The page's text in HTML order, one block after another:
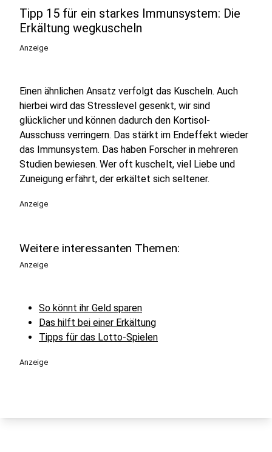
Tipp 15 für ein starkes Immunsystem: Die
Erkältung wegkuscheln
Anzeige
Einen ähnlichen Ansatz verfolgt das Kuscheln. Auch
hierbei wird das Stresslevel gesenkt, wir sind
glücklicher und können dadurch den Kortisol-
Ausschuss verringern. Das stärkt im Endeffekt wieder
das Immunsystem. Das haben Forscher in mehreren
Studien bewiesen. Wer oft kuschelt, viel Liebe und
Zuneigung erfährt, der erkältet sich seltener.
Anzeige
Weitere interessanten Themen:
Anzeige
So könnt ihr Geld sparen
Das hilft bei einer Erkältung
Tipps für das Lotto-Spielen
Anzeige